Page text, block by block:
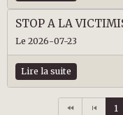
STOP A LA
Le 2026-07-23
Lire la suite
1